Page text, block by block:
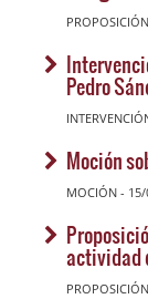
Pedro
Moción
MOCIÓN -
actividad